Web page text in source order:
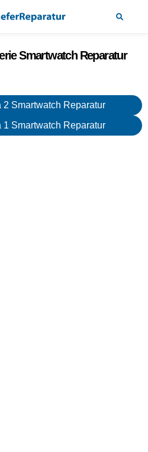
Smartwatch Reparatur
2 Smartwatch Reparatur
1 Smartwatch Reparatur